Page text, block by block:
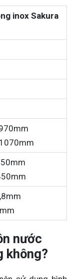
inox Sakura
nước
không?